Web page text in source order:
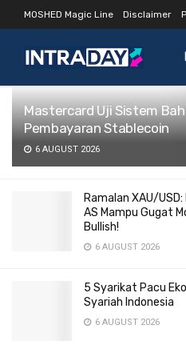
LATEST TRENDING
Mastercard Uji Sistem
Pembayaran Stablecoin
6 AUGUST 2026
Ramalan XAU/
AS Mampu Gugat
Bullish!
6 AUGUST 2026
5 Syarikat Pacu
Syariah Indonesia
6 AUGUST 2026
MOSHED Magic Line Disclaimer